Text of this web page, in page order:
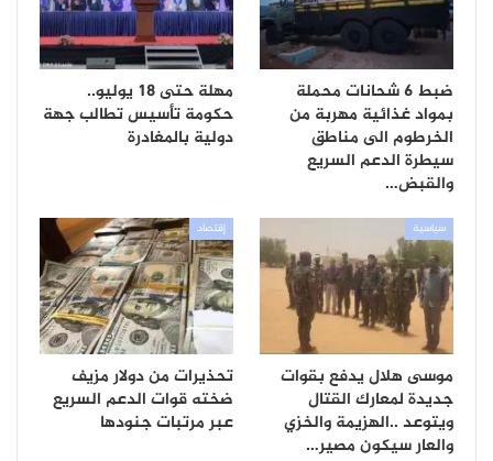
ضبط 6 شحانات محملة
بمواد غذائية مهربة من
الخرطوم الى مناطق
سيطرة الدعم السريع
والقبض…
مهلة حتى 18 يوليو..
حكومة تأسيس تطالب جهة
دولية بالمغادرة
سياسية
موسى هلال يدفع بقوات
جديدة لمعارك القتال
ويتوعد ..الهزيمة والخزي
والعار سيكون مصير…
إقتصاد
تحذيرات من دولار مزيف
ضخته قوات الدعم السريع
عبر مرتبات جنودها